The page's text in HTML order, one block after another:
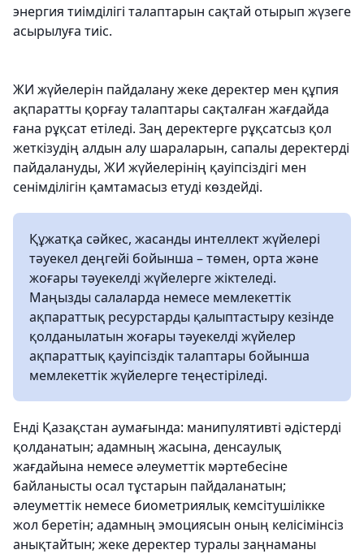
энергия тиімділігі талаптарын сақтай отырып жүзеге
асырылуға тиіс.
ЖИ жүйелерін пайдалану жеке деректер мен құпия
ақпаратты қорғау талаптары сақталған жағдайда
ғана рұқсат етіледі. Заң деректерге рұқсатсыз қол
жеткізудің алдын алу шараларын, сапалы деректерді
пайдалануды, ЖИ жүйелерінің қауіпсіздігі мен
сенімділігін қамтамасыз етуді көздейді.
Құжатқа сәйкес, жасанды интеллект жүйелері
тәуекел деңгейі бойынша – төмен, орта және
жоғары тәуекелді жүйелерге жіктеледі.
Маңызды салаларда немесе мемлекеттік
ақпараттық ресурстарды қалыптастыру кезінде
қолданылатын жоғары тәуекелді жүйелер
ақпараттық қауіпсіздік талаптары бойынша
мемлекеттік жүйелерге теңестіріледі.
Енді Қазақстан аумағында: манипулятивті әдістерді
қолданатын; адамның жасына, денсаулық
жағдайына немесе әлеуметтік мәртебесіне
байланысты осал тұстарын пайдаланатын;
әлеуметтік немесе биометриялық кемсітушілікке
жол беретін; адамның эмоциясын оның келісімінсіз
анықтайтын; жеке деректер туралы заңнаманы